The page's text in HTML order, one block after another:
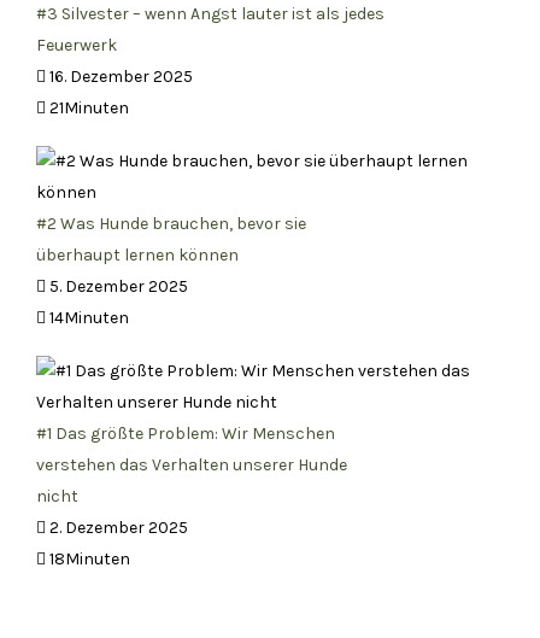
#3 Silvester – wenn Angst lauter ist als jedes
Feuerwerk
16. Dezember 2025
21Minuten
#2 Was Hunde brauchen, bevor sie
überhaupt lernen können
5. Dezember 2025
14Minuten
#1 Das größte Problem: Wir Menschen
verstehen das Verhalten unserer Hunde
nicht
2. Dezember 2025
18Minuten